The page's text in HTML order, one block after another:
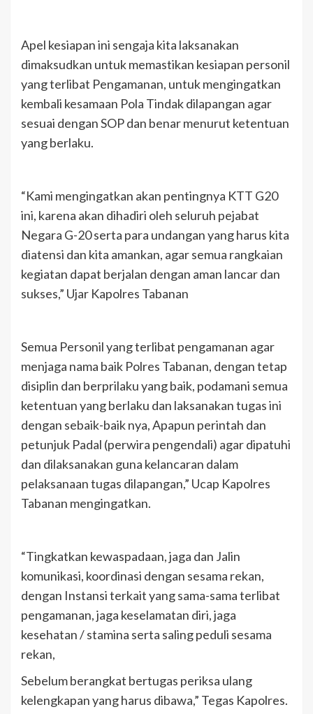
Apel kesiapan ini sengaja kita laksanakan
dimaksudkan untuk memastikan kesiapan personil
yang terlibat Pengamanan, untuk mengingatkan
kembali kesamaan Pola Tindak dilapangan agar
sesuai dengan SOP dan benar menurut ketentuan
yang berlaku.
“Kami mengingatkan akan pentingnya KTT G20
ini, karena akan dihadiri oleh seluruh pejabat
Negara G-20 serta para undangan yang harus kita
diatensi dan kita amankan, agar semua rangkaian
kegiatan dapat berjalan dengan aman lancar dan
sukses,” Ujar Kapolres Tabanan
Semua Personil yang terlibat pengamanan agar
menjaga nama baik Polres Tabanan, dengan tetap
disiplin dan berprilaku yang baik, podamani semua
ketentuan yang berlaku dan laksanakan tugas ini
dengan sebaik-baik nya, Apapun perintah dan
petunjuk Padal (perwira pengendali) agar dipatuhi
dan dilaksanakan guna kelancaran dalam
pelaksanaan tugas dilapangan,” Ucap Kapolres
Tabanan mengingatkan.
“Tingkatkan kewaspadaan, jaga dan Jalin
komunikasi, koordinasi dengan sesama rekan,
dengan Instansi terkait yang sama-sama terlibat
pengamanan, jaga keselamatan diri, jaga
kesehatan / stamina serta saling peduli sesama
rekan,
Sebelum berangkat bertugas periksa ulang
kelengkapan yang harus dibawa,” Tegas Kapolres.